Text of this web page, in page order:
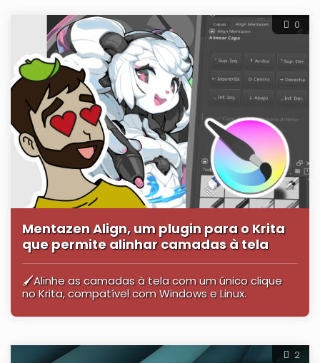
0
Mentazen Align, um plugin para o Krita
que permite alinhar camadas à tela
🖌️Alinhe as camadas à tela com um único clique
no Krita, compatível com Windows e Linux.
2